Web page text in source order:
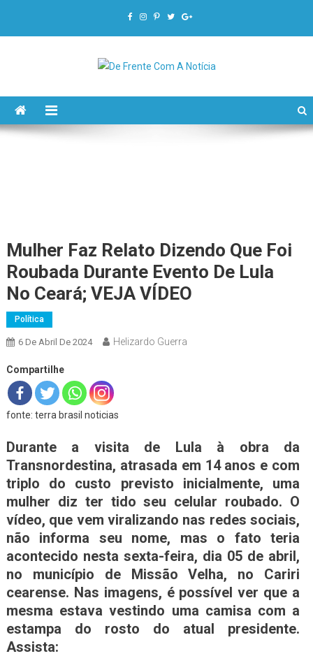
De Frente Com A Notícia
Mulher Faz Relato Dizendo Que Foi
Roubada Durante Evento De Lula
No Ceará; VEJA VÍDEO
Política
6 De Abril De 2024 Helizardo Guerra
Compartilhe
fonte: terra brasil noticias
Durante a visita de Lula à obra da
Transnordestina, atrasada em 14 anos e com
triplo do custo previsto inicialmente, uma
mulher diz ter tido seu celular roubado. O
vídeo, que vem viralizando nas redes sociais,
não informa seu nome, mas o fato teria
acontecido nesta sexta-feira, dia 05 de abril,
no município de Missão Velha, no Cariri
cearense. Nas imagens, é possível ver que a
mesma estava vestindo uma camisa com a
estampa do rosto do atual presidente.
Assista: